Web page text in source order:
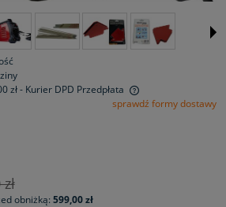
zł- Kurier DPD Przedpłata
sprawdź formy dostawy
obniżką: 599,00 zł